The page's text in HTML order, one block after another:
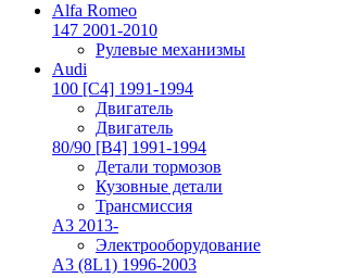
Alfa Romeo
147 2001-2010
Рулевые механизмы
Audi
100 [C4] 1991-1994
Двигатель
Двигатель
80/90 [B4] 1991-1994
Детали тормозов
Кузовные детали
Трансмиссия
A3 2013-
Электрооборудование
A3 (8L1) 1996-2003